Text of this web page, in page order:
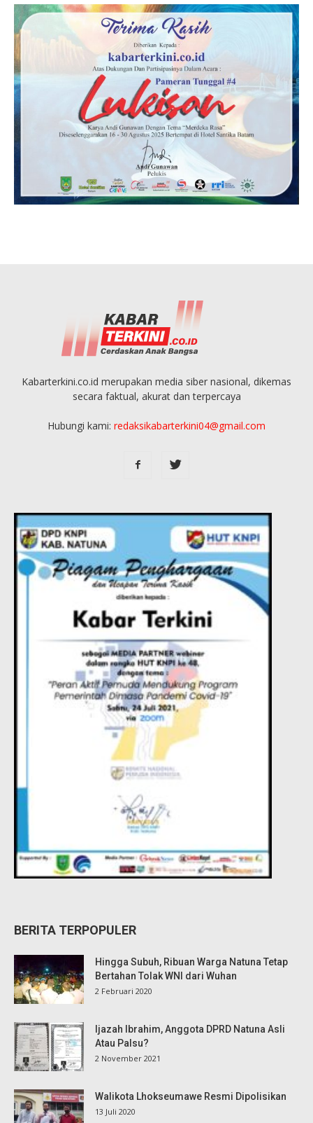
Kabarterkini.co.id merupakan media siber nasional, dikemas
secara faktual, akurat dan terpercaya
Hubungi kami: redaksikabarterkini04@gmail.com
BERITA TERPOPULER
Hingga Subuh, Ribuan Warga Natuna Tetap
Bertahan Tolak WNI dari Wuhan
2 Februari 2020
Ijazah Ibrahim, Anggota DPRD Natuna Asli
Atau Palsu?
2 November 2021
Walikota Lhokseumawe Resmi Dipolisikan
13 Juli 2020